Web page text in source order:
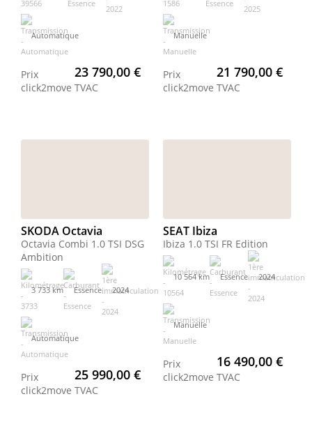
Automatique
Prix
click2move
23 790,00 €
TVAC
Manuelle
Prix
click2move
21 790,00 €
TVAC
SKODA Octavia
Octavia Combi 1.0 TSI DSG
Ambition
3 733 km Essence 2024
Automatique
Prix
click2move
25 990,00 €
TVAC
SEAT Ibiza
Ibiza 1.0 TSI FR Edition
10 564 km Essence 2024
Manuelle
Prix
click2move
16 490,00 €
TVAC